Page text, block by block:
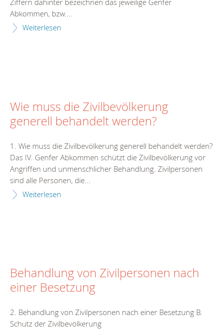
Ziffern dahinter bezeichnen das jeweilige Genfer
Abkommen, bzw....
Weiterlesen
Wie muss die Zivilbevölkerung
generell behandelt werden?
1. Wie muss die Zivilbevölkerung generell behandelt werden?
Das IV. Genfer Abkommen schützt die Zivilbevölkerung vor
Angriffen und unmenschlicher Behandlung. Zivilpersonen
sind alle Personen, die...
Weiterlesen
Behandlung von Zivilpersonen nach
einer Besetzung
2. Behandlung von Zivilpersonen nach einer Besetzung B.
Schutz der Zivilbevölkerung